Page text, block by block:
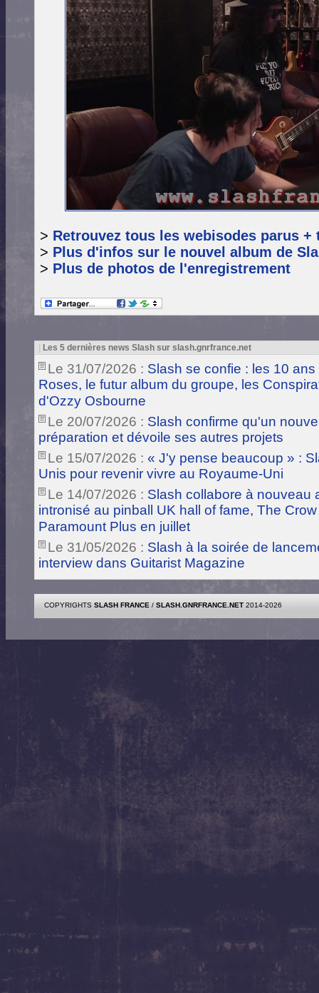
> Retrouvez tous les webisodes parus
> Plus d'infos sur le nouvel album de
> Plus de photos de l'enregistrement
Les 5 dernières news Slash sur slash.gnrfrance.net
Le 31/07/2026 : Slash se confie : les 10
Roses, le futur album du groupe, les
d'Ozzy Osbourne
Le 20/07/2026 : Slash confirme qu'un
préparation et dévoile ses autres projets
Le 15/07/2026 : « J'y pense beaucoup » :
Unis pour revenir vivre au Royaume-Uni
Le 14/07/2026 : Slash collabore à nouveau
intronisé au pinball UK hall of fame, The
Paramount Plus en juillet
Le 31/05/2026 : Slash à la soirée de
interview dans Guitarist Magazine
COPYRIGHTS SLASH FRANCE / SLASH.GNRFRANCE.NET 2014-2026